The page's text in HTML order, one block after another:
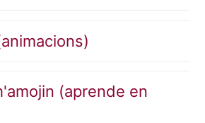
(aprende en